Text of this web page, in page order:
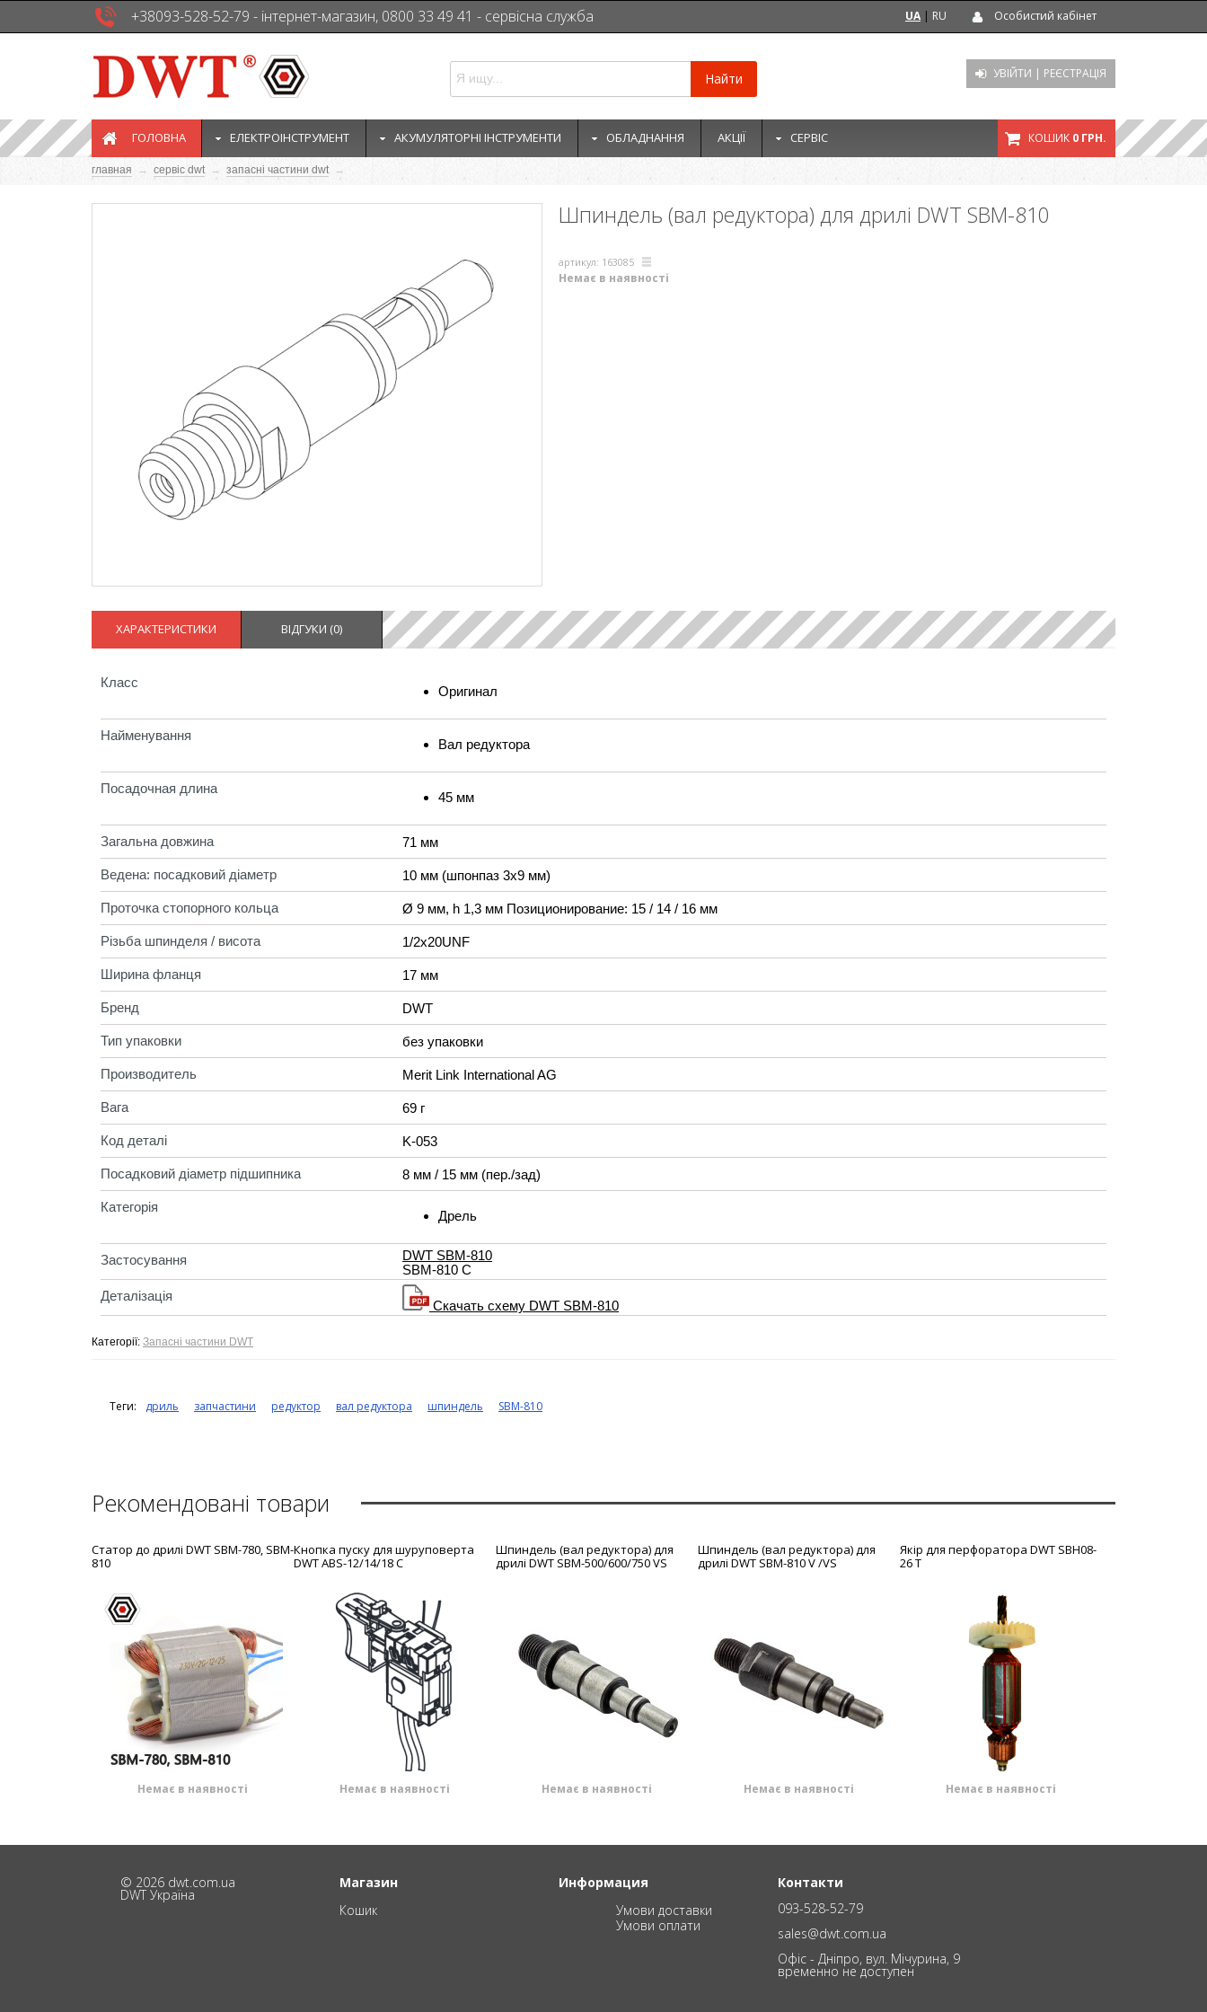
+38093-528-52-79 - інтернет-магазин, 0800 33 49 41 - сервісна служба UA | RU Особистий кабінет
Найти УВІЙТИ | РЕЄСТРАЦІЯ
ГОЛОВНА EЛЕКТРОІНСТРУМЕНТ АКУМУЛЯТОРНІ ІНСТРУМЕНТИ ОБЛАДНАННЯ АКЦІЇ СЕРВІС КОШИК 0 ГРН.
главная → сервіс dwt → запасні частини dwt →
Шпиндель (вал редуктора) для дрилі DWT SBM-810
артикул: 163085
Немає в наявності
ХАРАКТЕРИСТИКИ ВІДГУКИ (0)
Класс
Оригинал
Найменування
Вал редуктора
Посадочная длина
45 мм
Загальна довжина 71 мм
Ведена: посадковий діаметр 10 мм (шпонпаз 3х9 мм)
Проточка стопорного кольца Ø 9 мм, h 1,3 мм Позиционирование: 15 / 14 / 16 мм
Різьба шпинделя / висота 1/2x20UNF
Ширина фланця 17 мм
Бренд DWT
Тип упаковки без упаковки
Производитель Merit Link International AG
Вага 69 г
Код деталі K-053
Посадковий діаметр підшипника 8 мм / 15 мм (пер./зад)
Категорія
Дрель
Застосування
DWT SBM-810
SBM-810 C
Деталізація
Скачать схему DWT SBM-810
Категорії: Запасні частини DWT
Теги: дриль запчастини редуктор вал редуктора шпиндель SBM-810
Рекомендовані товари
Статор до дрилі DWT SBM-780, SBM-
810
Немає в наявності
Кнопка пуску для шуруповерта
DWT ABS-12/14/18 C
Немає в наявності
Шпиндель (вал редуктора) для
дрилі DWT SBM-500/600/750 VS
Немає в наявності
Шпиндель (вал редуктора) для
дрилі DWT SBM-810 V /VS
Немає в наявності
Якір для перфоратора DWT SBH08-
26 T
Немає в наявності
© 2026 dwt.com.ua
DWT Україна
Магазин
Кошик
Информация
Умови доставки
Умови оплати
Контакти
093-528-52-79
sales@dwt.com.ua
Офіс - Дніпро, вул. Мічурина, 9
временно не доступен